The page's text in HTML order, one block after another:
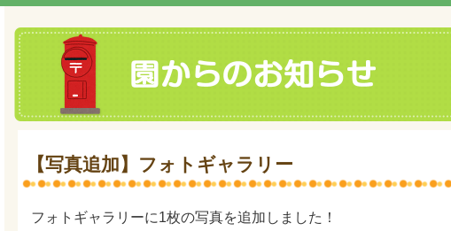
【写真追加】フォトギャラリー
フォトギャラリーに1枚の写真を追加しました！